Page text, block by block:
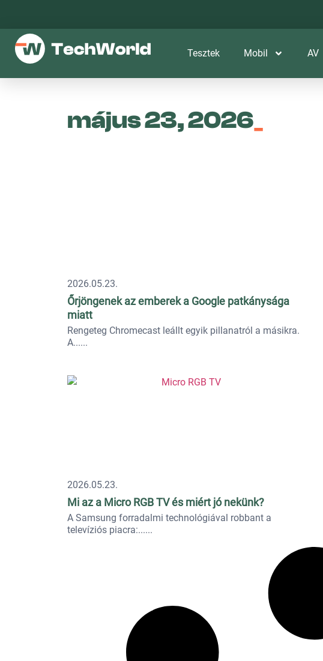
Tesztek Mobil AV
május 23, 2026
2026.05.23.
Őrjöngenek az emberek a Google patkánysága
miatt
Rengeteg Chromecast leállt egyik pillanatról a másikra.
A...
2026.05.23.
Mi az a Micro RGB TV és miért jó nekünk?
A Samsung forradalmi technológiával robbant a
televíziós piacra:...